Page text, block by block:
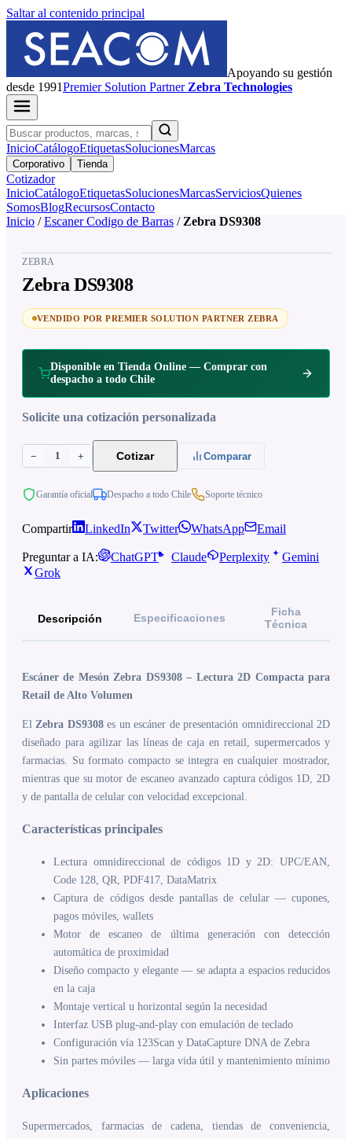
Saltar al contenido principal
Apoyando su gestión
desde 1991PremierSolution Partner Zebra Technologies
InicioCatálogoEtiquetasSolucionesMarcas
Corporativo Tienda
Cotizador
InicioCatálogoEtiquetasSolucionesMarcasServiciosQuienes
SomosBlogRecursosContacto
Inicio / Escaner Codigo de Barras / Zebra DS9308
ZEBRA
Zebra DS9308
VENDIDO POR PREMIER SOLUTION PARTNER ZEBRA
Disponible en Tienda Online — Comprar con
despacho a todo Chile
Solicite una cotización personalizada
− 1 + Cotizar Comparar
Garantía oficial Despacho a todo Chile Soporte técnico
Compartir LinkedIn Twitter WhatsApp Email
Preguntar a IA: ChatGPT Claude Perplexity
Gemini
Grok
Descripción Especificaciones
Ficha
Técnica
Escáner de Mesón Zebra DS9308 – Lectura 2D Compacta para
Retail de Alto Volumen
ElZebra DS9308es un escáner de presentación omnidireccional 2D
diseñado para agilizar las líneas de caja en retail, supermercados y
farmacias. Su formato compacto se integra en cualquier mostrador,
mientras que su motor de escaneo avanzado captura códigos 1D, 2D
y de pantalla de celular con velocidad excepcional.
Características principales
Lectura omnidireccional de códigos 1D y 2D: UPC/EAN,
Code 128, QR, PDF417, DataMatrix
Captura de códigos desde pantallas de celular — cupones,
pagos móviles, wallets
Motor de escaneo de última generación con detección
automática de proximidad
Diseño compacto y elegante — se adapta a espacios reducidos
en la caja
Montaje vertical u horizontal según la necesidad
Interfaz USB plug-and-play con emulación de teclado
Configuración vía 123Scan y DataCapture DNA de Zebra
Sin partes móviles — larga vida útil y mantenimiento mínimo
Aplicaciones
Supermercados, farmacias de cadena, tiendas de conveniencia,